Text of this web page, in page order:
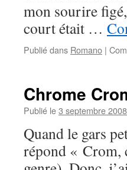
mon sourire
court était …
Publié dans Romano |
Chrome
Publié le3 septembre 2008
Quand le gars
répond « Crom,